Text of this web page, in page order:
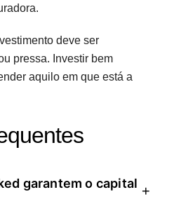
deve ser
pressa. Investir bem
aquilo em que está a
garantem o capital +